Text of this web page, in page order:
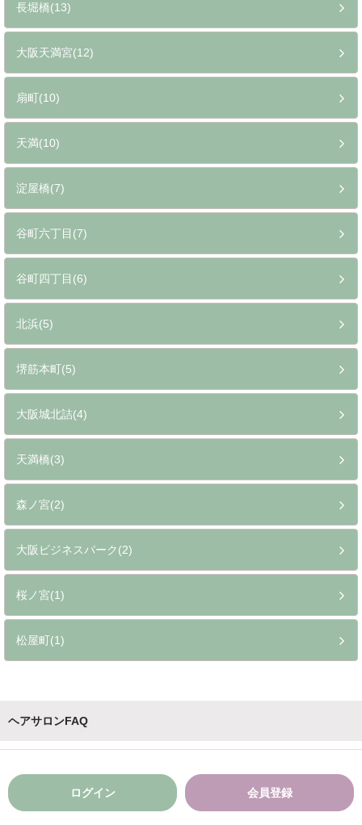
長堀橋(13)
大阪天満宮(12)
扇町(10)
天満(10)
淀屋橋(7)
谷町六丁目(7)
谷町四丁目(6)
北浜(5)
堺筋本町(5)
大阪城北詰(4)
天満橋(3)
森ノ宮(2)
大阪ビジネスパーク(2)
桜ノ宮(1)
松屋町(1)
ヘアサロンFAQ
ログイン 会員登録